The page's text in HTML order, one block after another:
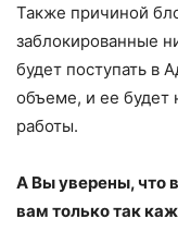
Также причиной
заблокированные
будет поступать в
объеме, и ее будет
работы.
А Вы уверены, что
вам только так